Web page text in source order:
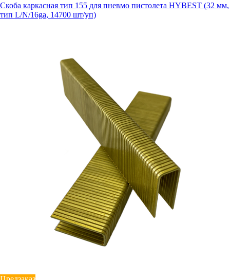
Скоба каркасная тип 155 для пневмо пистолета HYBEST (32 мм,
тип L/N/16ga, 14700 шт/уп)